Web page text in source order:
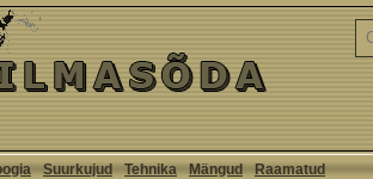
Suurkujud Tehnika Mängud Raamatud